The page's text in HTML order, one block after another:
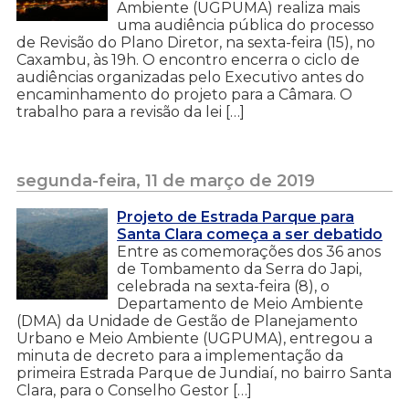
Ambiente (UGPUMA) realiza mais
uma audiência pública do processo
de Revisão do Plano Diretor, na sexta-feira (15), no
Caxambu, às 19h. O encontro encerra o ciclo de
audiências organizadas pelo Executivo antes do
encaminhamento do projeto para a Câmara. O
trabalho para a revisão da lei […]
segunda-feira, 11 de março de 2019
Projeto de Estrada Parque para
Santa Clara começa a ser debatido
Entre as comemorações dos 36 anos
de Tombamento da Serra do Japi,
celebrada na sexta-feira (8), o
Departamento de Meio Ambiente
(DMA) da Unidade de Gestão de Planejamento
Urbano e Meio Ambiente (UGPUMA), entregou a
minuta de decreto para a implementação da
primeira Estrada Parque de Jundiaí, no bairro Santa
Clara, para o Conselho Gestor […]